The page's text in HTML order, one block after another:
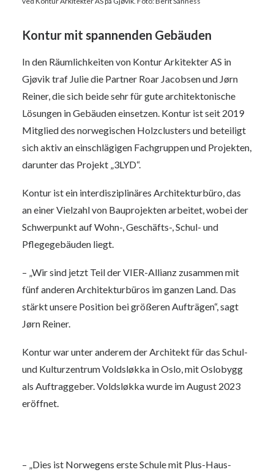
Kontur mit spannenden Gebäuden
In den Räumlichkeiten von Kontur Arkitekter AS in
Gjøvik traf Julie die Partner Roar Jacobsen und Jørn
Reiner, die sich beide sehr für gute architektonische
Lösungen in Gebäuden einsetzen. Kontur ist seit 2019
Mitglied des norwegischen Holzclusters und beteiligt
sich aktiv an einschlägigen Fachgruppen und Projekten,
darunter das Projekt „3LYD“.
Kontur ist ein interdisziplinäres Architekturbüro, das
an einer Vielzahl von Bauprojekten arbeitet, wobei der
Schwerpunkt auf Wohn-, Geschäfts-, Schul- und
Pflegegebäuden liegt.
– „Wir sind jetzt Teil der VIER-Allianz zusammen mit
fünf anderen Architekturbüros im ganzen Land. Das
stärkt unsere Position bei größeren Aufträgen“, sagt
Jørn Reiner.
Kontur war unter anderem der Architekt für das Schul-
und Kulturzentrum Voldsløkka in Oslo, mit Oslobygg
als Auftraggeber. Voldsløkka wurde im August 2023
eröffnet.
– „Dies ist Norwegens erste Schule mit Plus-Haus-